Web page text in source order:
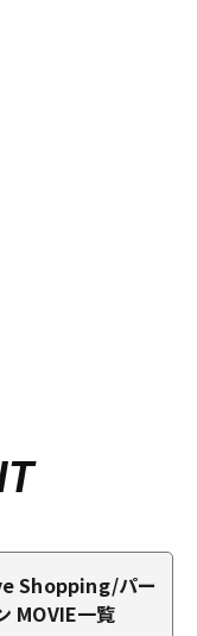
Shopping/パー
MOVIE一覧